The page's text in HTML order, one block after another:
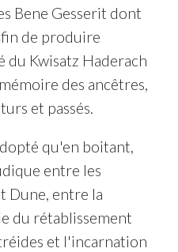
Bene Gesserit dont
de produire
du Kwisatz Haderach
des ancêtres,
et passés.
qu'en boitant,
entre les
Dune, entre la
du rétablissement
et l'incarnation